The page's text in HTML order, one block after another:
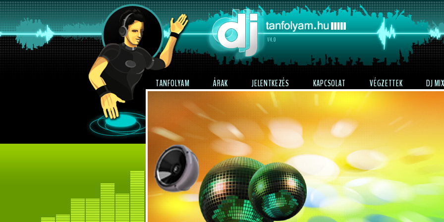
TANFOLYAM ÁRAK JELENTKEZÉS KAPCSOLAT VÉGZETTEK DJ
DJTANFOLYAM
Alapoktól
a